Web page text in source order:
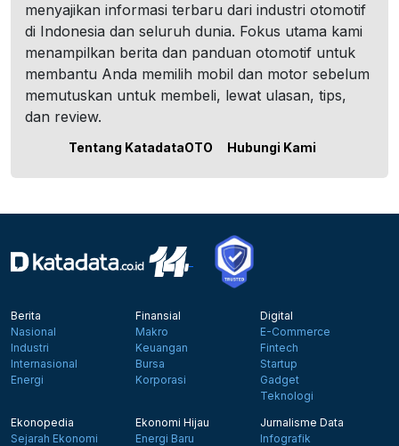
menyajikan informasi terbaru dari industri otomotif
di Indonesia dan seluruh dunia. Fokus utama kami
menampilkan berita dan panduan otomotif untuk
membantu Anda memilih mobil dan motor sebelum
memutuskan untuk membeli, lewat ulasan, tips,
dan review.
Tentang KatadataOTO Hubungi Kami
Berita
Nasional
Industri
Internasional
Energi
Finansial
Makro
Keuangan
Bursa
Korporasi
Digital
E-Commerce
Fintech
Startup
Gadget
Teknologi
Ekonopedia
Sejarah Ekonomi
Ekonomi Hijau
Energi Baru
Jurnalisme Data
Infografik